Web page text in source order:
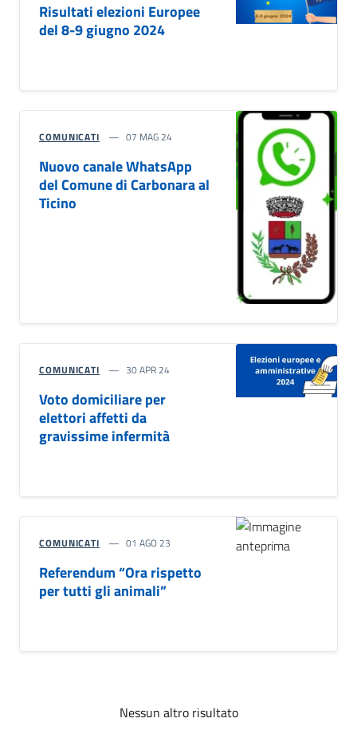
Risultati elezioni Europee
del 8-9 giugno 2024
COMUNICATI 07 MAG 24
Nuovo canale WhatsApp
del Comune di Carbonara al
Ticino
COMUNICATI 30 APR 24
Voto domiciliare per
elettori affetti da
gravissime infermità
COMUNICATI 01 AGO 23
Referendum “Ora rispetto
per tutti gli animali”
Nessun altro risultato